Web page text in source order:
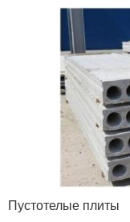
Пустотелые плиты